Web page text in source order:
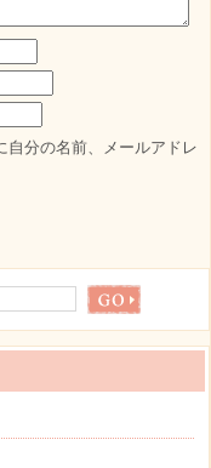
自分の名前、メールアドレ